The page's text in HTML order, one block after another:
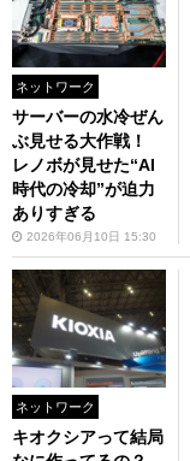
ネットワーク
サーバーの水冷ぜん
ぶ見せる大作戦！
レノボが見せた“AI
時代の冷却”が迫力
ありすぎる
2026年06月10日 15:30
ネットワーク
キオクシアって結局